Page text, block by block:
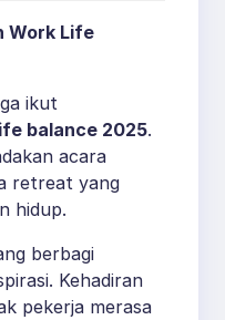
Work Life
ikut
balance 2025.
acara
retreat yang
hidup.
berbagi
Kehadiran
pekerja merasa